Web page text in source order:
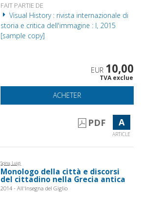
FAIT PARTIE DE
Visual History : rivista internazionale di
storia e critica dell'immagine : I, 2015
[sample copy]
EUR 10,00
TVA exclue
ACHETER
PDF A
ARTICLE
Spina, Luigi
Monologo della città e discorsi
del cittadino nella Grecia antica
2014 - All'Insegna del Giglio